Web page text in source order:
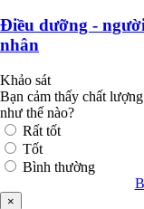
Điều dưỡng -
nhân
Khảo sát
Bạn cảm thấy chất
như thế nào?
Rất tốt
Tốt
Bình thường
×